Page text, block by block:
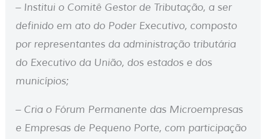
– Institui o Comitê Gestor de Tributação, a ser
definido em ato do Poder Executivo, composto
por representantes da administração tributária
do Executivo da União, dos estados e dos
municípios;
– Cria o Fórum Permanente das Microempresas
e Empresas de Pequeno Porte, com participação